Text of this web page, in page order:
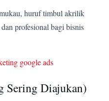
huruf timbul akrilik
profesional bagi bisnis
Sering Diajukan)